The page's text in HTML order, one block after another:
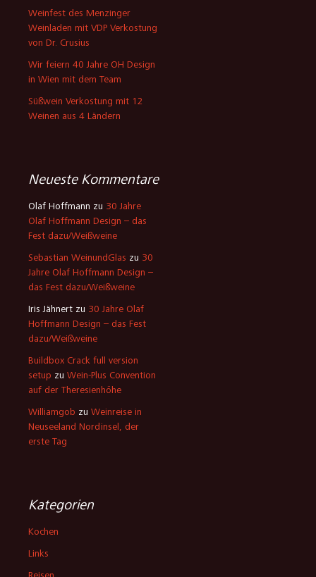
Jahre Olaf Hoffmann Design –
das Fest dazu/Weißweine
Iris Jähnertzu30 Jahre Olaf
Hoffmann Design – das Fest
dazu/Weißweine
Buildbox Crack full version
setupzuWein-Plus Convention
erste Tag
Kategorien
Kochen
Links
Reisen
Specials
Wein
Datenschutzerklärung